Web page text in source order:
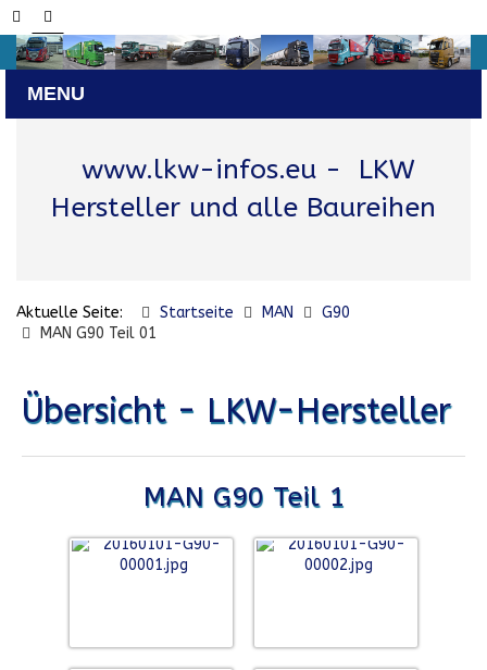
www.lkw-infos.eu- LKW
Hersteller und alle Baureihen
Aktuelle Seite: Startseite MAN
G90
MAN G90 Teil 01
Übersicht - LKW-Hersteller
MAN G90 Teil 1